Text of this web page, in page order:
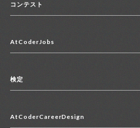
コンテスト
コンテスト一覧
便利リンク集
AtCoderJobs
2027年新卒採用求人一覧
中途採用求人一覧
検定
マイページ
AtCoderCareerDesign